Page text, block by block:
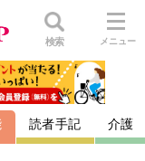
検索 メニュー
読者手記 介護